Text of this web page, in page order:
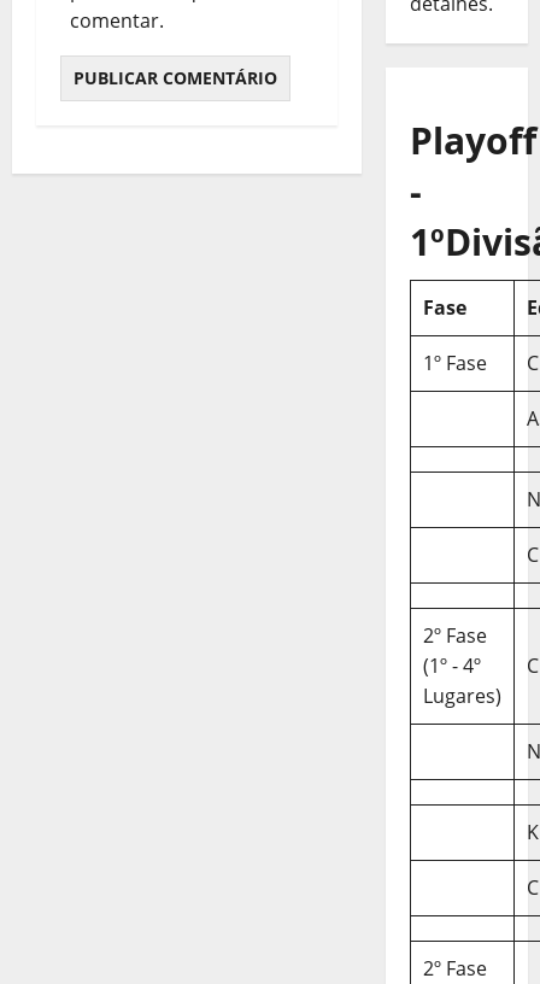
comentar.
Playoff
-
Fase
1º Fase
2º Fase
(1º - 4º
Lugares)
2º Fase